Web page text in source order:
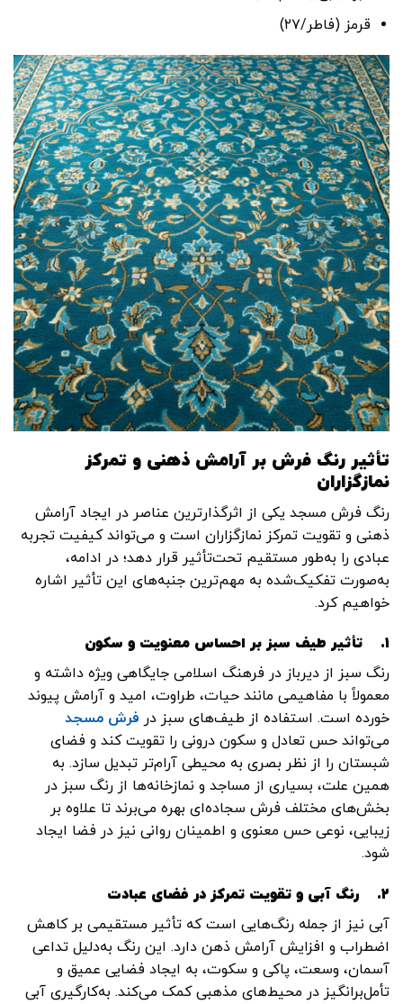
قرمز (فاطر‌/۲۷)
تأثیر رنگ فرش بر آرامش ذهنی و تمرکز
نمازگزاران
رنگ فرش مسجد یکی از اثرگذارترین عناصر در ایجاد آرامش
ذهنی و تقویت تمرکز نمازگزاران است و می‌تواند کیفیت تجربه
عبادی را به‌طور مستقیم تحت‌تأثیر قرار دهد؛ در ادامه،
به‌صورت تفکیک‌شده به مهم‌ترین جنبه‌های این تأثیر اشاره
خواهیم کرد.
۱.
تأثیر طیف سبز بر احساس معنویت و سکون
رنگ سبز از دیرباز در فرهنگ اسلامی جایگاهی ویژه داشته و
معمولاً با مفاهیمی مانند حیات، طراوت، امید و آرامش پیوند
خورده است. استفاده از طیف‌های سبز در فرش مسجد
می‌تواند حس تعادل و سکون درونی را تقویت کند و فضای
شبستان را از نظر بصری به محیطی آرام‌تر تبدیل سازد. به
همین علت، بسیاری از مساجد و نمازخانه‌ها از رنگ سبز در
بخش‌های مختلف فرش سجاده‌ای بهره می‌برند تا علاوه بر
زیبایی، نوعی حس معنوی و اطمینان روانی نیز در فضا ایجاد
شود.
۲.
رنگ آبی و تقویت تمرکز در فضای عبادت
آبی نیز از جمله رنگ‌هایی است که تأثیر مستقیمی بر کاهش
اضطراب و افزایش آرامش ذهن دارد. این رنگ به‌دلیل تداعی
آسمان، وسعت، پاکی و سکوت، به ایجاد فضایی عمیق و
تأمل‌برانگیز در محیط‌های مذهبی کمک می‌کند. به‌کارگیری آبی